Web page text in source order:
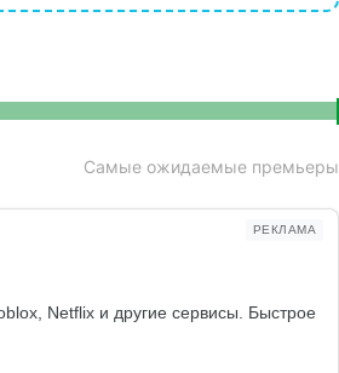
Самые ожидаемые премьеры
РЕКЛАМА
Netflix и другие сервисы. Быстрое